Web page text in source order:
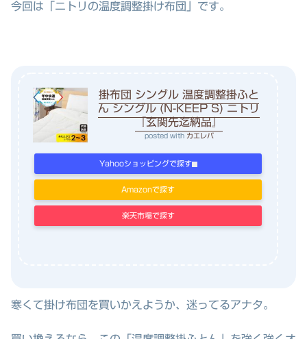
今回は「ニトリの温度調整掛け布団」です。
掛布団 シングル 温度調整掛ふと
ん シングル (N-KEEP S) ニトリ
『玄関先迄納品』
posted with カエレバ
Yahooショッピングで探す
Amazonで探す
楽天市場で探す
寒くて掛け布団を買いかえようか、迷ってるアナタ。